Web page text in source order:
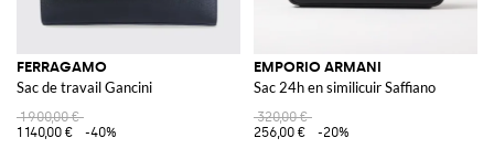
FERRAGAMO
Sac de travail Gancini
1 900,00 €
1 140,00 €
-40%
EMPORIO ARMANI
Sac 24h en similicuir Saffiano
320,00 €
256,00 €
-20%